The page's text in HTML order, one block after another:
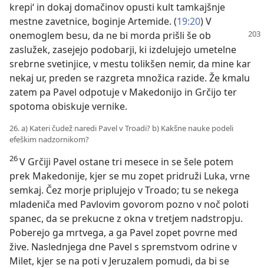
krepi‘ in dokaj domačinov opusti kult tamkajšnje
mestne zavetnice, boginje Artemide. (19:20) V
onemoglem besu, da ne bi morda prišli še ob
zaslužek, zasejejo podobarji, ki izdelujejo umetelne
srebrne svetinjice, v mestu tolikšen nemir, da mine kar
nekaj ur, preden se razgreta množica razide. Že kmalu
zatem pa Pavel odpotuje v Makedonijo in Grčijo ter
spotoma obiskuje vernike.
26. a) Kateri čudež naredi Pavel v Troadi? b) Kakšne nauke podeli
efeškim nadzornikom?
26V Grčiji Pavel ostane tri mesece in se šele potem
prek Makedonije, kjer se mu zopet pridruži Luka, vrne
semkaj. Čez morje priplujejo v Troado; tu se nekega
mladeniča med Pavlovim govorom pozno v noč poloti
spanec, da se prekucne z okna v tretjem nadstropju.
Poberejo ga mrtvega, a ga Pavel zopet povrne med
žive. Naslednjega dne Pavel s spremstvom odrine v
Milet, kjer se na poti v Jeruzalem pomudi, da bi se